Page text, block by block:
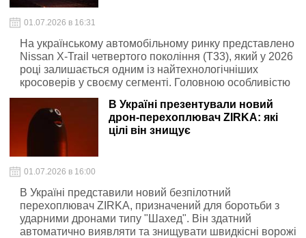
01.07.2026 в 16:31
На українському автомобільному ринку представлено
Nissan X-Trail четвертого покоління (T33), який у 2026
році залишається одним із найтехнологічніших
кросоверів у своєму сегменті. Головною особливістю
моделі є використання силової установки e-Power та
двигуна VC-Turbo з варіативним ступенем стиску.
В Україні презентували новий
дрон-перехоплювач ZIRKA: які
цілі він знищує
01.07.2026 в 16:00
В Україні представили новий безпілотний
перехоплювач ZIRKA, призначений для боротьби з
ударними дронами типу "Шахед". Він здатний
автоматично виявляти та знищувати швидкісні ворожі